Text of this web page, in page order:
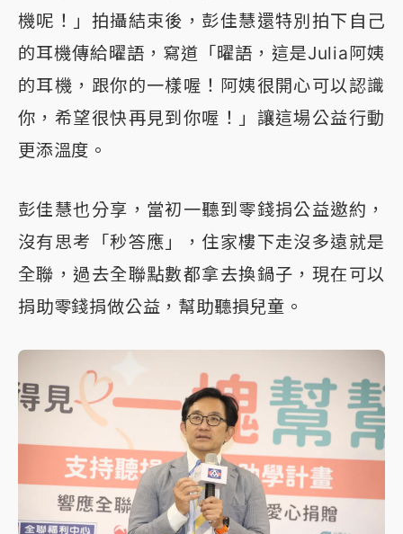
機呢！」拍攝結束後，彭佳慧還特別拍下自己
的耳機傳給曜語，寫道「曜語，這是Julia阿姨
的耳機，跟你的一樣喔！阿姨很開心可以認識
你，希望很快再見到你喔！」讓這場公益行動
更添溫度。
彭佳慧也分享，當初一聽到零錢捐公益邀約，
沒有思考「秒答應」，住家樓下走沒多遠就是
全聯，過去全聯點數都拿去換鍋子，現在可以
捐助零錢捐做公益，幫助聽損兒童。